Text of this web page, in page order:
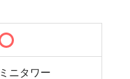
ミニタワー